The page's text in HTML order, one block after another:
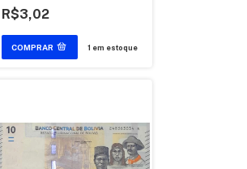
R$3,02
1 em estoque